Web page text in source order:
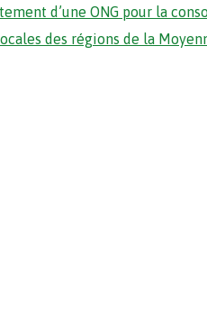
d’une ONG pour la
des régions de la